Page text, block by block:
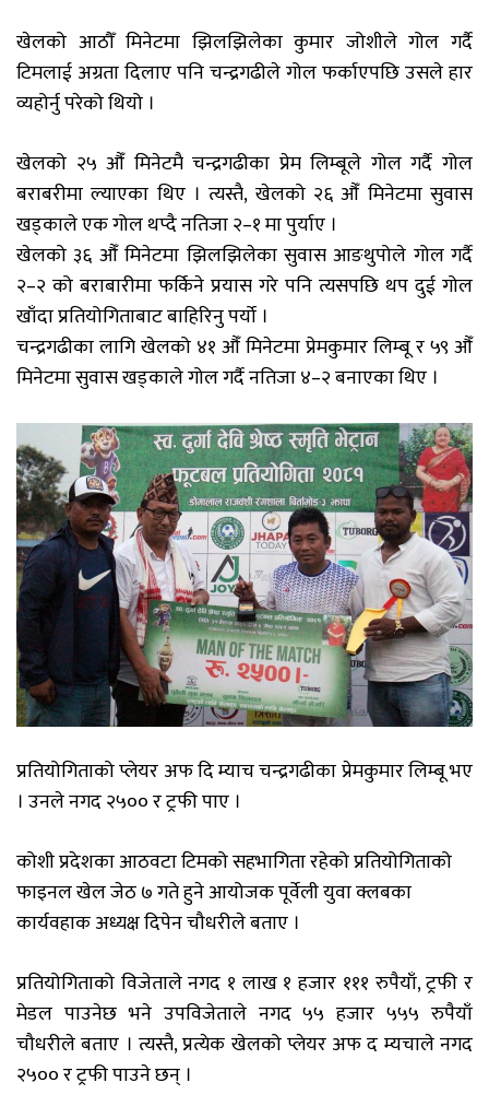
खेलको आठौँ मिनेटमा झिलझिलेका कुमार जोशीले गोल गर्दै
टिमलाई अग्रता दिलाए पनि चन्द्रगढीले गोल फर्काएपछि उसले हार
व्यहोर्नु परेको थियो ।
खेलको २५ औँ मिनेटमै चन्द्रगढीका प्रेम लिम्बूले गोल गर्दै गोल
बराबरीमा ल्याएका थिए । त्यस्तै, खेलको २६ औँ मिनेटमा सुवास
खड्काले एक गोल थप्दै नतिजा २–१ मा पुर्याए ।
खेलको ३६ औँ मिनेटमा झिलझिलेका सुवास आङथुपोले गोल गर्दै
२–२ को बराबारीमा फर्किने प्रयास गरे पनि त्यसपछि थप दुई गोल
खाँदा प्रतियोगिताबाट बाहिरिनु पर्यो ।
चन्द्रगढीका लागि खेलको ४१ औँ मिनेटमा प्रेमकुमार लिम्बू र ५९ औँ
मिनेटमा सुवास खड्काले गोल गर्दै नतिजा ४–२ बनाएका थिए ।
प्रतियोगिताको प्लेयर अफ दि म्याच चन्द्रगढीका प्रेमकुमार लिम्बू भए
। उनले नगद २५०० र ट्रफी पाए ।
कोशी प्रदेशका आठवटा टिमको सहभागिता रहेको प्रतियोगिताको
फाइनल खेल जेठ ७ गते हुने आयोजक पूर्वेली युवा क्लबका
कार्यवहाक अध्यक्ष दिपेन चौधरीले बताए ।
प्रतियोगिताको विजेताले नगद १ लाख १ हजार १११ रुपैयाँ, ट्रफी र
मेडल पाउनेछ भने उपविजेताले नगद ५५ हजार ५५५ रुपैयाँ
चौधरीले बताए । त्यस्तै, प्रत्येक खेलको प्लेयर अफ द म्यचाले नगद
२५०० र ट्रफी पाउने छन् ।